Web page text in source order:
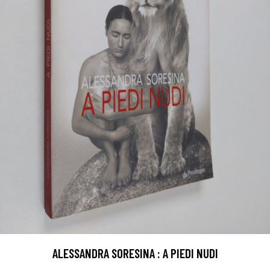
ALESSANDRA SORESINA : A PIEDI NUDI